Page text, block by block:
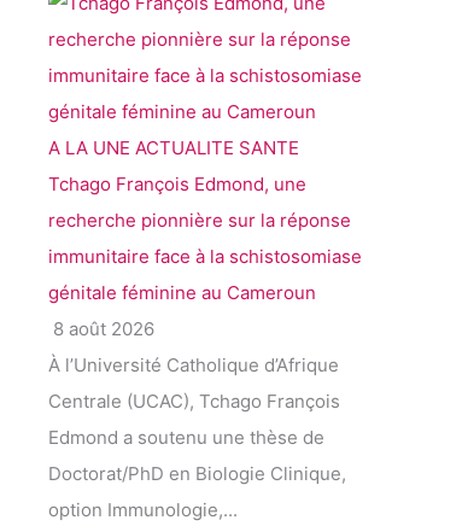
A LA UNE ACTUALITE SANTE
Tchago François Edmond, une
recherche pionnière sur la réponse
immunitaire face à la schistosomiase
génitale féminine au Cameroun
8 août 2026
À l’Université Catholique d’Afrique
Centrale (UCAC), Tchago François
Edmond a soutenu une thèse de
Doctorat/PhD en Biologie Clinique,
option Immunologie,...